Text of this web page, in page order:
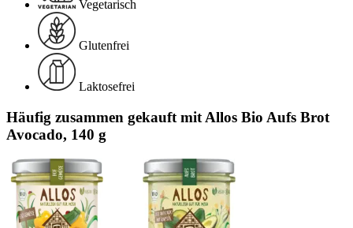
Vegetarisch
Glutenfrei
Laktosefrei
Häufig zusammen gekauft mit Allos Bio Aufs Brot
Avocado, 140 g